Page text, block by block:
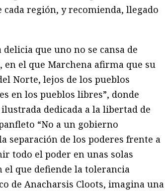
región, y recomienda, llegado
que uno no se cansa de
el que Marchena afirma que su
Norte, lejos de los pueblos
en los pueblos libres”, donde
dedicada a la libertad de
“No a un gobierno
separación de los poderes frente a
todo el poder en unas solas
el que defiende la tolerancia
de Anacharsis Cloots, imagina una